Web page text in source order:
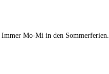
Immer Mo-Mi in den Sommerferien.